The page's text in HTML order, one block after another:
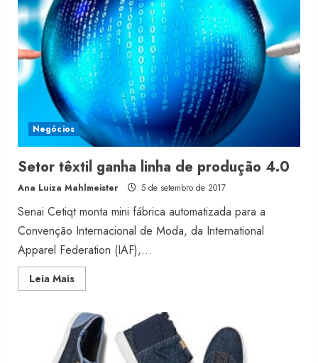
vencedores
Negócios
Setor têxtil ganha linha de produção 4.0
Ana Luiza Mahlmeister 5 de setembro de 2017
Senai Cetiqt monta mini fábrica automatizada para a
Convenção Internacional de Moda, da International
Apparel Federation (IAF),...
Leia MaisRead
more
têxtil
ganha
linha
de
produção